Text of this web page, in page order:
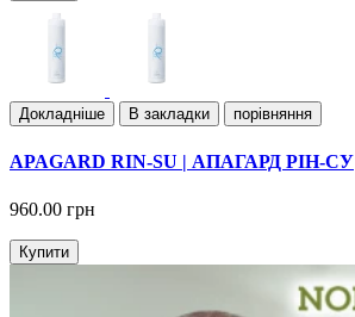
Докладнiше В закладки порівняння
APAGARD RIN-SU | АПАГАРД РІН-СУ
960.00 грн
Купити